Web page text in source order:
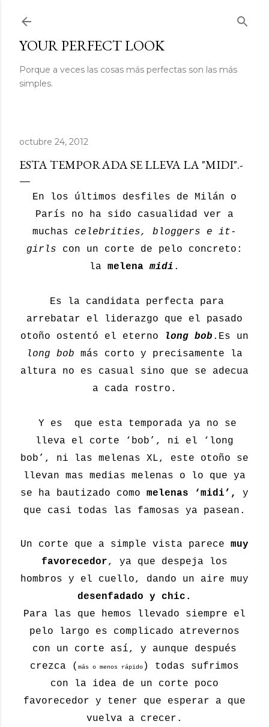
YOUR PERFECT LOOK
Porque a veces las cosas más perfectas son las más
simples.
octubre 24, 2012
ESTA TEMPORADA SE LLEVA LA "MIDI".-
En los últimos desfiles de Milán o
París no ha sido casualidad ver a
muchas celebrities, bloggers e it-
girls con un corte de pelo concreto:
la melenamidi .
Es la candidata perfecta para
arrebatar el liderazgo que el pasado
otoño ostentó el eterno
long bob .Es un
long bob más corto y precisamente la
altura no es casual sino que se adecua
a cada rostro.
Y es que esta temporada ya no se
lleva el corte ‘bob’, ni el ‘long
bob’, ni las melenas XL, este otoño se
llevan mas medias melenas o lo que ya
se ha bautizado como melenas ‘midi’, y
que casi todas las famosas ya pasean.
Un corte que a simple vista parece muy
favorecedor, ya que despeja los
hombros y el cuello, dando un aire muy
desenfadado y chic.
Para las que hemos llevado siempre el
pelo largo es complicado atrevernos
con un corte así, y aunque después
crezca ( más o menos rápido ) todas sufrimos
con la idea de un corte poco
favorecedor y tener que esperar a que
vuelva a crecer.